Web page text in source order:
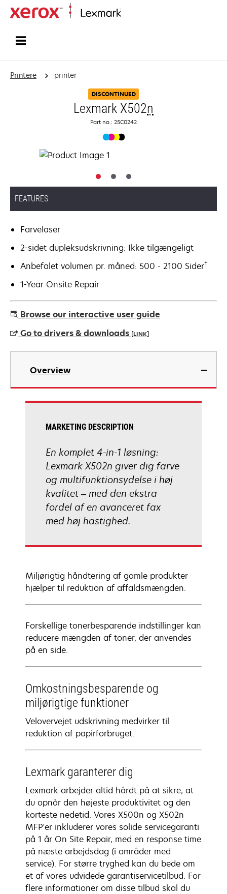
Printere printer
DISCONTINUED
Lexmark X502n
Part no.: 25C0242
FEATURES
Farvelaser
2-sidet dupleksudskrivning: Ikke tilgængeligt
Anbefalet volumen pr. måned: 500 - 2100 Sider†
1-Year Onsite Repair
Browse our interactive user guide
Go to drivers & downloads [LINK]
opens
new
Overview
MARKETING DESCRIPTION
En komplet 4-in-1 løsning:
Lexmark X502n giver dig farve
og multifunktionsydelse i høj
kvalitet – med den ekstra
fordel af en avanceret fax
med høj hastighed.
Miljørigtig håndtering af gamle produkter
hjælper til reduktion af affaldsmængden.
Forskellige tonerbesparende indstillinger kan
reducere mængden af toner, der anvendes
på en side.
Omkostningsbesparende og
miljørigtige funktioner
Velovervejet udskrivning medvirker til
reduktion af papirforbruget.
Lexmark garanterer dig
Lexmark arbejder altid hårdt på at sikre, at
du opnår den højeste produktivitet og den
korteste nedetid. Vores X500n og X502n
MFP'er inkluderer vores solide servicegaranti
på 1 år On Site Repair, med en response time
på næste arbejdsdag (i områder med
service). For større tryghed kan du bede om
et af vores udvidede garantiservicetilbud. For
flere informationer om disse tilbud skal du